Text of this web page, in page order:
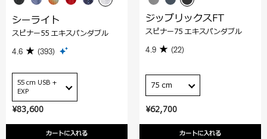
¥83,600
カートに入れる
シーライト
スピナー55 エキスパンダブル
4.6 (393)
55 cm USB +
EXP
¥62,700
カートに入れる
ジップリックスFT
スピナー75 エキスパンダブル
4.9 (22)
75 cm